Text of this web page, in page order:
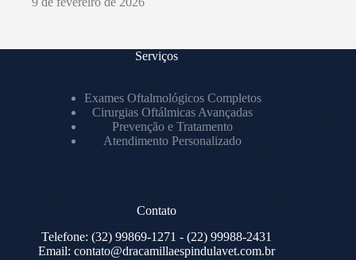
Serviços
Exames Oftalmológicos Completos
Cirurgias Oftálmicas Avançadas
Prevenção e Tratamento
Atendimento Personalizado
Contato
Telefone: (32) 99869-1271 - (22) 99988-2431
Email:contato@dracamillaespindulavet.com.br